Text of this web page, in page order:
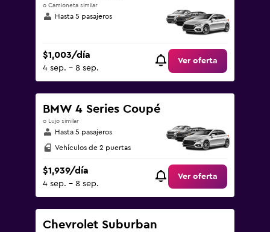
o Camioneta similar
Hasta 5 pasajeros
$1,003/día
4 sep. - 8 sep.
Ver oferta
BMW 4 Series Coupé
o Lujo similar
Hasta 5 pasajeros
Vehículos de 2 puertas
$1,939/día
4 sep. - 8 sep.
Ver oferta
Chevrolet Suburban